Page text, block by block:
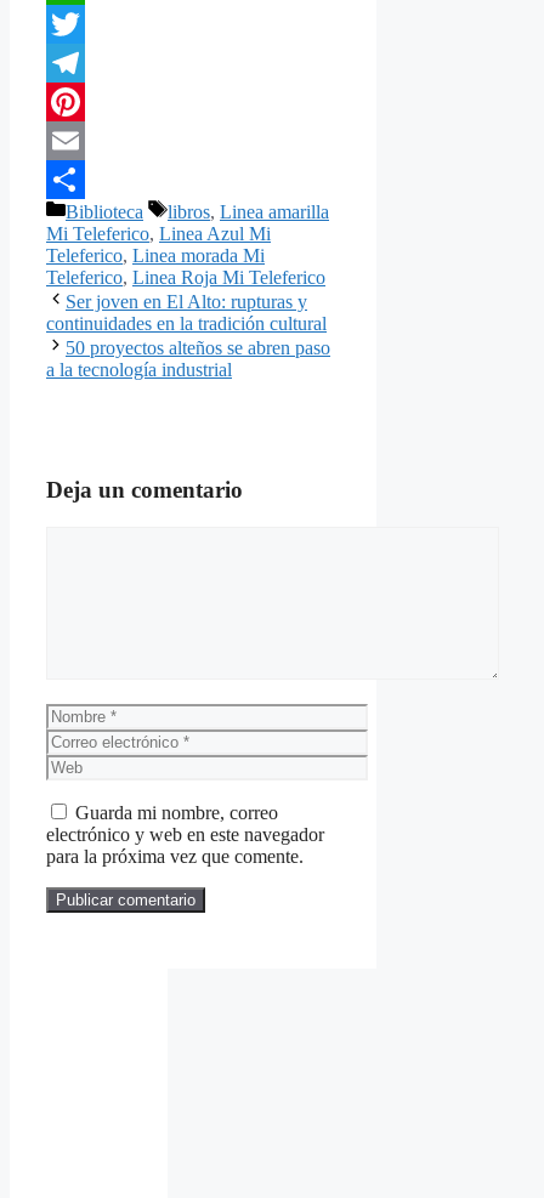
WhatsApp
Twitter
Telegram
Pinterest
Email
Compartir
Categorías
Biblioteca Etiquetas
libros, Linea amarilla
Mi Teleferico, Linea Azul Mi
Teleferico, Linea morada Mi
Teleferico, Linea Roja Mi Teleferico
Ser joven en El Alto: rupturas y
continuidades en la tradición cultural
50 proyectos alteños se abren paso
a la tecnología industrial
Deja un comentario
Nombre
Correo
electrónico
Web
Guarda mi nombre, correo
electrónico y web en este navegador
para la próxima vez que comente.